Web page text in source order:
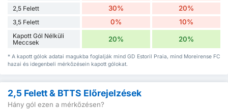
2,5 Felett 30% 20%
3,5 Felett 0% 10%
Kapott Gól Nélküli
Meccsek
20% 20%
* A kapott gólok adatai magukba foglalják mind GD Estoril Praia, mind Moreirense FC
hazai és idegenbeli mérkőzésein kapott gólokat.
2,5 Felett & BTTS Előrejelzések
Hány gól ezen a mérkőzésen?